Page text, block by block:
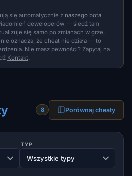
się automatycznie z naszego bota
deweloperów — śledź tam
się samo po zmianach w grze,
oznacza, że cheat nie działa — to
Nie masz pewności? Zapytaj na
Kontakt.
8 Porównaj cheaty
TYP